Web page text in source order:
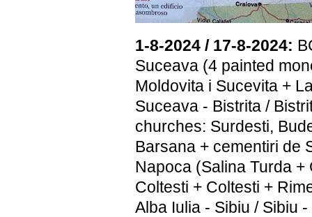
1-8-2024 / 17-8-2024:
Suceava (4 painted
Moldovita i Sucevita +
Suceava - Bistrita /
churches: Surdesti,
Barsana + cementiri de
Napoca (Salina Turda
Coltesti + Coltesti +
Alba Iulia - Sibiu / Sibiu